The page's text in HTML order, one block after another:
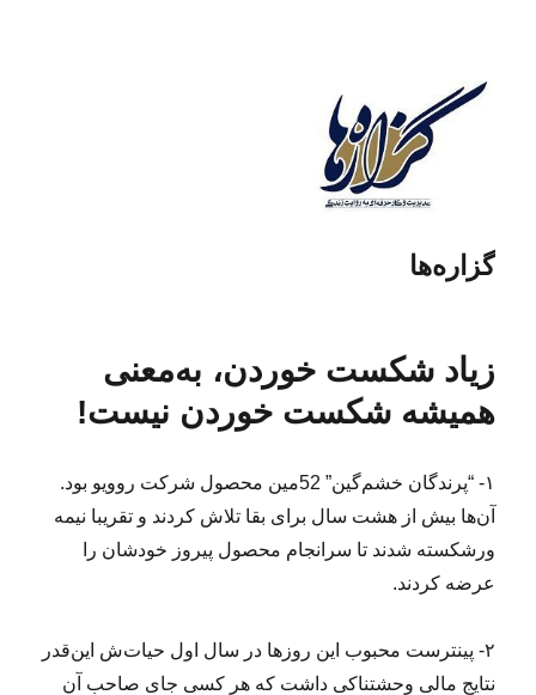
گزاره‌ها
زیاد شکست خوردن، به‌معنی
همیشه شکست خوردن نیست!
۱- “پرندگان خشم‌گین” 52مین محصول شرکت روویو بود.
آن‌ها بیش از هشت سال برای بقا تلاش‌ کردند و تقریبا نیمه
ورشکسته شدند تا سرانجام محصول پیروز خودشان را
عرضه کردند.
۲- پینترست محبوب این‌ روزها در سال اول‌ حیات‌ش این‌قدر
نتایج مالی وحشتناکی داشت که هر کسی جای صاحب آن